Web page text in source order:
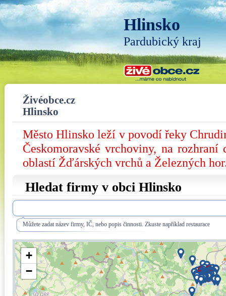
Hlinsko
Pardubický kraj
Živéobce.cz
Hlinsko
Město Hlinsko leží v povodí řeky
Českomoravské vrchoviny, na
oblastí Žďárských vrchů a Železných
Hledat firmy v obci Hlinsko
Můžete zadat název firmy, IČ, nebo popis činnosti. Zkuste například restaurace
+
−